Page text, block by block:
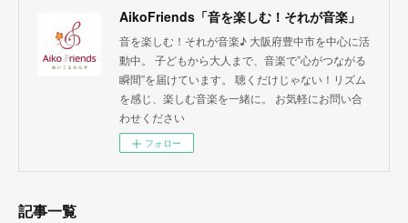
AikoFriends「音を楽しむ！それが音楽」
音を楽しむ！それが音楽♪ 大阪府豊中市を中心に活
動中。 子どもから大人まで、音楽で”心がつながる
瞬間”を届けています。 聴くだけじゃない！リズム
を感じ、楽しむ音楽を一緒に。 お気軽にお問い合
わせください
フォロー
記事一覧